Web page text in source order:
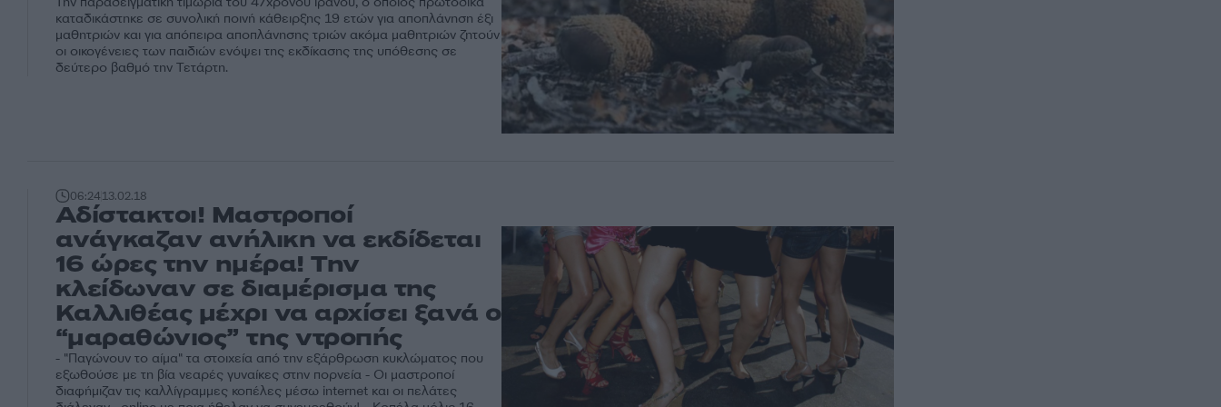
καταδικάστηκε σε συνολική ποινή κάθειρξης 19 ετών για αποπλάνηση έξι
μαθητριών και για απόπειρα αποπλάνησης τριών ακόμα μαθητριών ζητούν
οι οικογένειες των παιδιών ενόψει της εκδίκασης της υπόθεσης σε
δεύτερο βαθμό την Τετάρτη.
06:2413.02.18
Αδίστακτοι! Μαστροποί
ανάγκαζαν ανήλικη να εκδίδεται
16 ώρες την ημέρα! Την
κλείδωναν σε διαμέρισμα της
Καλλιθέας μέχρι να αρχίσει ξανά ο
“μαραθώνιος” της ντροπής
- "Παγώνουν το αίμα" τα στοιχεία από την εξάρθρωση κυκλώματος που
εξωθούσε με τη βία νεαρές γυναίκες στην πορνεία - Οι μαστροποί
διαφήμιζαν τις καλλίγραμμες κοπέλες μέσω internet και οι πελάτες